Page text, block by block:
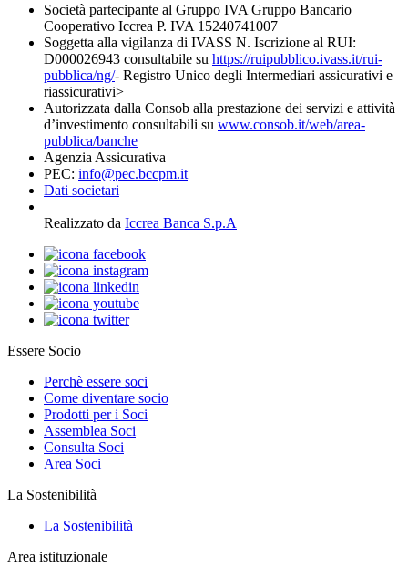
Società partecipante al Gruppo IVA Gruppo Bancario
Cooperativo Iccrea P. IVA 15240741007
Soggetta alla vigilanza di IVASS N. Iscrizione al RUI:
D000026943 consultabile su https://ruipubblico.ivass.it/rui-
pubblica/ng/- Registro Unico degli Intermediari assicurativi e
riassicurativi>
Autorizzata dalla Consob alla prestazione dei servizi e attività
d’investimento consultabili su www.consob.it/web/area-
pubblica/banche
Agenzia Assicurativa
PEC: info@pec.bccpm.it
Dati societari
Realizzato da Iccrea Banca S.p.A
Essere Socio
Perchè essere soci
Come diventare socio
Prodotti per i Soci
Assemblea Soci
Consulta Soci
Area Soci
La Sostenibilità
La Sostenibilità
Area istituzionale